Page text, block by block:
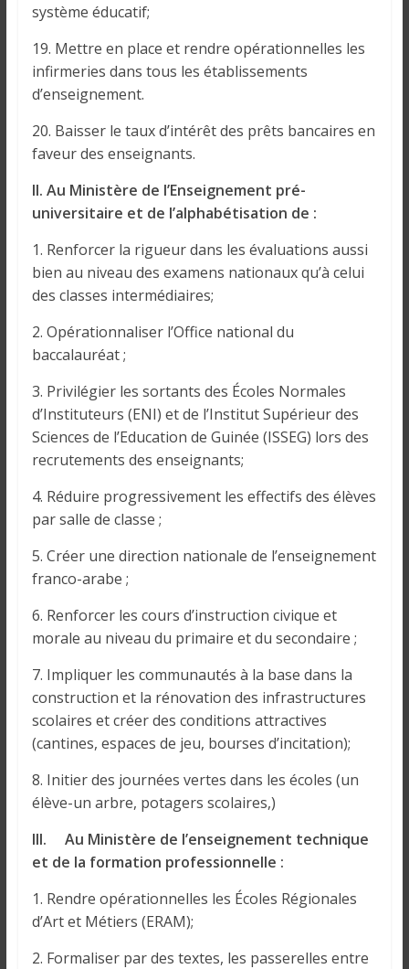
système éducatif;
19. Mettre en place et rendre opérationnelles les
infirmeries dans tous les établissements
d’enseignement.
20. Baisser le taux d’intérêt des prêts bancaires en
faveur des enseignants.
II. Au Ministère de l’Enseignement pré-
universitaire et de l’alphabétisation de :
1. Renforcer la rigueur dans les évaluations aussi
bien au niveau des examens nationaux qu’à celui
des classes intermédiaires;
2. Opérationnaliser l’Office national du
baccalauréat ;
3. Privilégier les sortants des Écoles Normales
d’Instituteurs (ENI) et de l’Institut Supérieur des
Sciences de l’Education de Guinée (ISSEG) lors des
recrutements des enseignants;
4. Réduire progressivement les effectifs des élèves
par salle de classe ;
5. Créer une direction nationale de l’enseignement
franco-arabe ;
6. Renforcer les cours d’instruction civique et
morale au niveau du primaire et du secondaire ;
7. Impliquer les communautés à la base dans la
construction et la rénovation des infrastructures
scolaires et créer des conditions attractives
(cantines, espaces de jeu, bourses d’incitation);
8. Initier des journées vertes dans les écoles (un
élève-un arbre, potagers scolaires,)
III. Au Ministère de l’enseignement technique
et de la formation professionnelle :
1. Rendre opérationnelles les Écoles Régionales
d’Art et Métiers (ERAM);
2. Formaliser par des textes, les passerelles entre